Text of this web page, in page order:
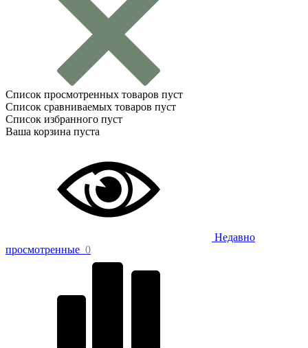
Список просмотренных товаров пуст
Список сравниваемых товаров пуст
Список избранного пуст
Ваша корзина пуста
Недавно
просмотренные 0